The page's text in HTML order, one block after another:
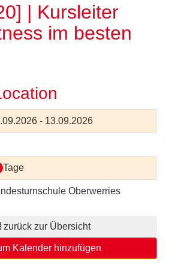
| Kursleiter 
im besten
- 13.09.2026
Tage
Oberwerries
zurück zur Übersicht
Kalender hinzufügen